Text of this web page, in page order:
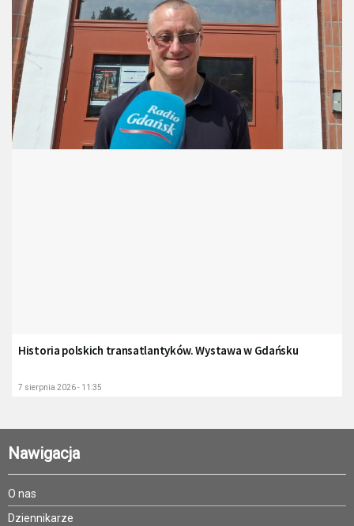
Historia polskich transatlantyków. Wystawa w Gdańsku
7 sierpnia 2026 - 11:35
Nawigacja
O nas
Dziennikarze